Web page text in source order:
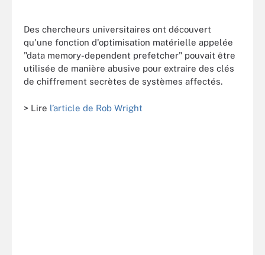
Des chercheurs universitaires ont découvert
qu'une fonction d'optimisation matérielle appelée
"data memory-dependent prefetcher" pouvait être
utilisée de manière abusive pour extraire des clés
de chiffrement secrètes de systèmes affectés.
> Lire l’article de Rob Wright